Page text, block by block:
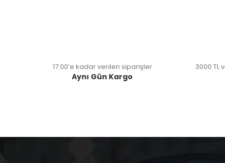
17:00’e kadar verilen siparişler
Aynı Gün Kargo
3000 TL